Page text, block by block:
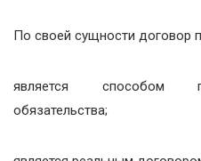
По своей сущности договор
является способом
обязательства;